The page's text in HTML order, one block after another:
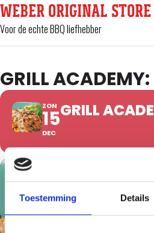
Toestemming Details
WEBER ORIGINAL STORE
Voor de echte BBQ liefhebber
GRILL
ZON
15
DEC
GRILL